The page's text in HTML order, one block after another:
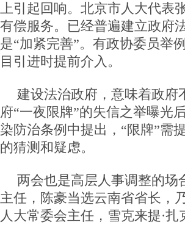
上引起回响。北京市人大代表
有偿服务。已经普遍建立政府
是“加紧完善”。有政协委员举
目引进时提前介入。
建设法治政府，意味着政府
府“一夜限牌”的失信之举曝光
染防治条例中提出，“限牌”需
的猜测和疑虑。
两会也是高层人事调整的场
主任，陈豪当选云南省省长，
人大常委会主任，雪克来提·